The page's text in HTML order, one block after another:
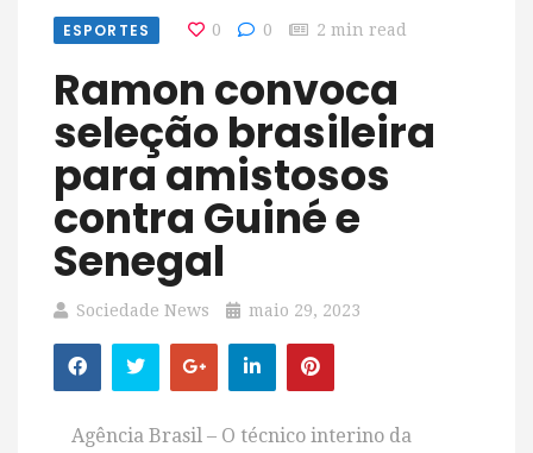
ESPORTES 0 0 2 min read
Ramon convoca
seleção brasileira
para amistosos
contra Guiné e
Senegal
Sociedade News maio 29, 2023
Agência Brasil – O técnico interino da